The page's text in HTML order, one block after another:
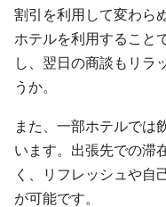
割引を利用して変わら
ホテルを利用すること
し、翌日の商談もリラ
うか。
また、一部ホテルでは
います。出張先での滞
く、リフレッシュや自
が可能です。